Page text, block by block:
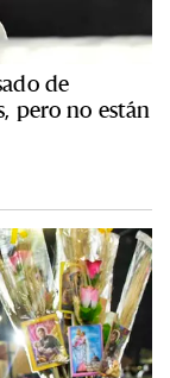
de
pero no están